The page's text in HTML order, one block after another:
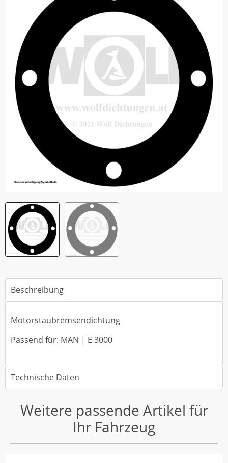
Beschreibung
Motorstaubremsendichtung
Passend für: MAN | E 3000
Technische Daten
Weitere passende Artikel für
Ihr Fahrzeug